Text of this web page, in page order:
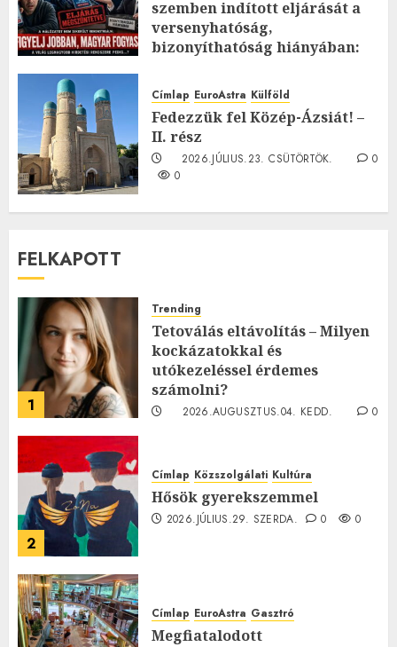
szemben indított eljárását a
versenyhatóság,
bizonyíthatóság hiányában:
2026.JÚLIUS.23. CSÜTÖRTÖK.
0
Címlap EuroAstra Külföld
Fedezzük fel Közép-Ázsiát! –
II. rész
2026.JÚLIUS.23. CSÜTÖRTÖK.
0
0
FELKAPOTT
1
Trending
Tetoválás eltávolítás – Milyen
kockázatokkal és
utókezeléssel érdemes
számolni?
2026.AUGUSZTUS.04. KEDD.
0
2
Címlap Közszolgálati Kultúra
Hősök gyerekszemmel
2026.JÚLIUS.29. SZERDA. 0 0
Címlap EuroAstra Gasztró
Megfiatalodott